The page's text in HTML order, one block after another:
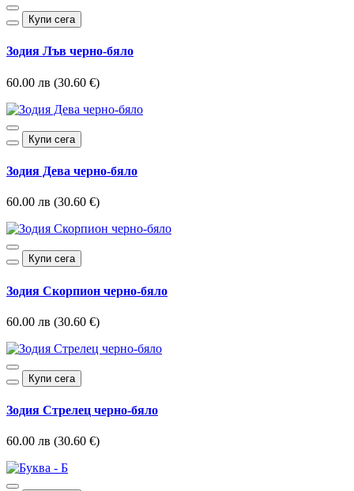
Купи сега
Зодия Лъв черно-бяло
60.00 лв (30.60 €)
Купи сега
Зодия Дева черно-бяло
60.00 лв (30.60 €)
Купи сега
Зодия Скорпион черно-бяло
60.00 лв (30.60 €)
Купи сега
Зодия Стрелец черно-бяло
60.00 лв (30.60 €)